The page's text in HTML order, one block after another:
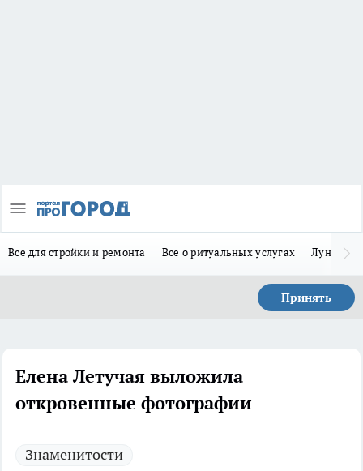
Все для стройки и ремонта Все о ритуальных услугах Лунно-
Принять
Елена Летучая выложила
откровенные фотографии
Знаменитости